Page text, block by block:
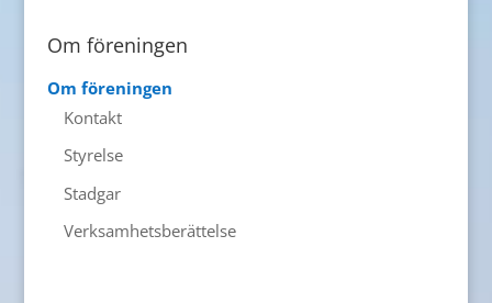
Om föreningen
Om föreningen
Kontakt
Styrelse
Stadgar
Verksamhetsberättelse